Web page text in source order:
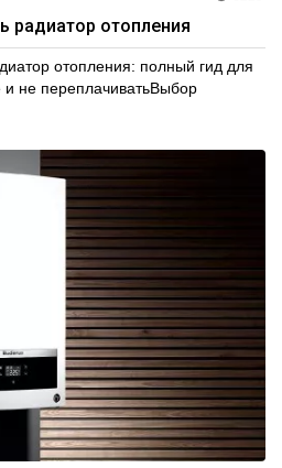
радиатор отопления
отопления: полный гид для
и не переплачиватьВыбор